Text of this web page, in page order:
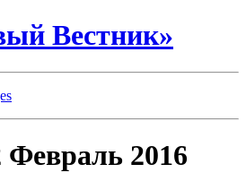
Вестник»
2016